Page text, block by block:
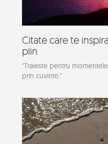
Citate care te
plin
"Traieste pentru
prin cuvinte."